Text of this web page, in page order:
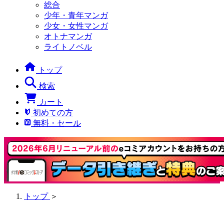
総合
少年・青年マンガ
少女・女性マンガ
オトナマンガ
ライトノベル
トップ
検索
カート
初めての方
無料・セール
トップ ＞